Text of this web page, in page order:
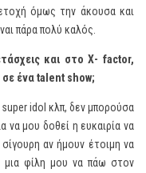
όμως την άκουσα και
πάρα πολύ καλός.
και στο Χ- factor,
έναtalent show;
idol κλπ, δεν μπορούσα
να μου δοθεί η ευκαιρία να
αν ήμουν έτοιμη να
φίλη μου να πάω στον